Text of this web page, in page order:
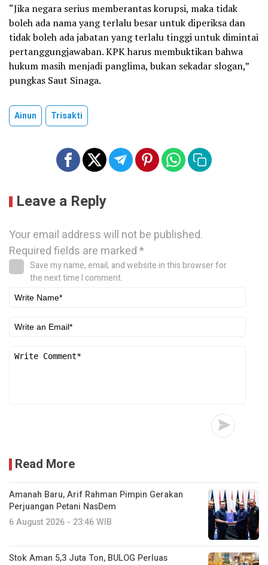
“Jika negara serius memberantas korupsi, maka tidak
boleh ada nama yang terlalu besar untuk diperiksa dan
tidak boleh ada jabatan yang terlalu tinggi untuk dimintai
pertanggungjawaban. KPK harus membuktikan bahwa
hukum masih menjadi panglima, bukan sekadar slogan,”
pungkas Saut Sinaga.
Ainun Trisakti
Leave a Reply
Your email address will not be published.
Required fields are marked*
Save my name, email, and website in this browser for
the next time I comment.
Read More
Amanah Baru, Arif Rahman Pimpin Gerakan
Perjuangan Petani NasDem
6 August 2026 - 23:46 WIB
Stok Aman 5,3 Juta Ton, BULOG Perluas